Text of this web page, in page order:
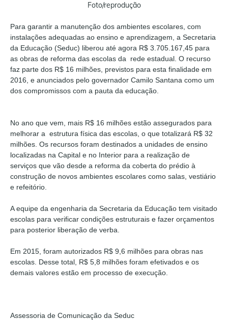
Foto/reprodução
Para garantir a manutenção dos ambientes escolares, com
instalações adequadas ao ensino e aprendizagem, a Secretaria
da Educação (Seduc) liberou até agora R$ 3.705.167,45 para
as obras de reforma das escolas da rede estadual. O recurso
faz parte dos R$ 16 milhões, previstos para esta finalidade em
2016, e anunciados pelo governador Camilo Santana como um
dos compromissos com a pauta da educação.
No ano que vem, mais R$ 16 milhões estão assegurados para
melhorar a estrutura física das escolas, o que totalizará R$ 32
milhões. Os recursos foram destinados a unidades de ensino
localizadas na Capital e no Interior para a realização de
serviços que vão desde a reforma da coberta do prédio à
construção de novos ambientes escolares como salas, vestiário
e refeitório.
A equipe da engenharia da Secretaria da Educação tem visitado
escolas para verificar condições estruturais e fazer orçamentos
para posterior liberação de verba.
Em 2015, foram autorizados R$ 9,6 milhões para obras nas
escolas. Desse total, R$ 5,8 milhões foram efetivados e os
demais valores estão em processo de execução.
Assessoria de Comunicação da Seduc